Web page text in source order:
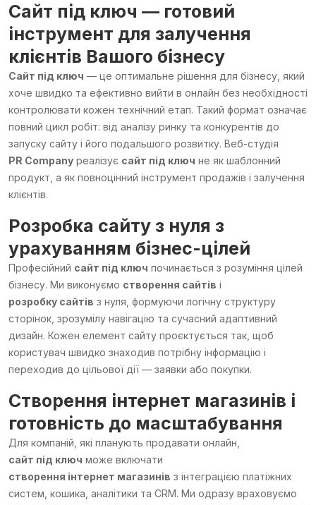
Сайт під ключ — готовий
інструмент для залучення
клієнтів Вашого бізнесу
Сайт під ключ — це оптимальне рішення для бізнесу, який
хоче швидко та ефективно вийти в онлайн без необхідності
контролювати кожен технічний етап. Такий формат означає
повний цикл робіт: від аналізу ринку та конкурентів до
запуску сайту і його подальшого розвитку. Веб-студія
PR Company реалізує сайт під ключ не як шаблонний
продукт, а як повноцінний інструмент продажів і залучення
клієнтів.
Розробка сайту з нуля з
урахуванням бізнес-цілей
Професійний сайт під ключ починається з розуміння цілей
бізнесу. Ми виконуємо створення сайтів і
розробку сайтів з нуля, формуючи логічну структуру
сторінок, зрозумілу навігацію та сучасний адаптивний
дизайн. Кожен елемент сайту проєктується так, щоб
користувач швидко знаходив потрібну інформацію і
переходив до цільової дії — заявки або покупки.
Створення інтернет магазинів і
готовність до масштабування
Для компаній, які планують продавати онлайн,
сайт під ключ може включати
створення інтернет магазинів з інтеграцією платіжних
систем, кошика, аналітики та CRM. Ми одразу враховуємо